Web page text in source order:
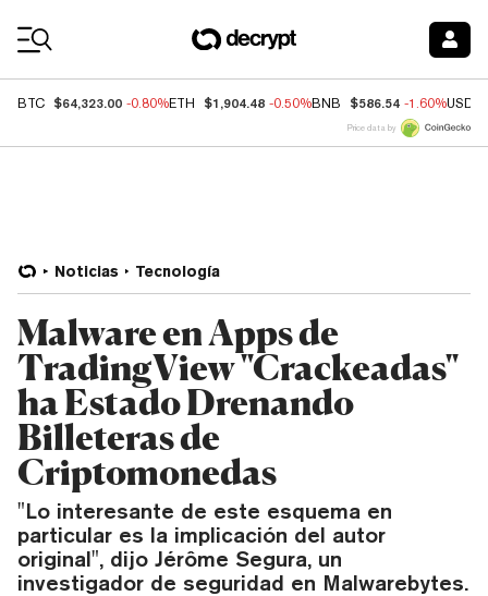
BTC $64,323.00 -0.80%ETH $1,904.48 -0.50%BNB $586.54 -1.60%USDC
Price data by
Noticias Tecnología
Malware en Apps de
TradingView "Crackeadas"
ha Estado Drenando
Billeteras de
Criptomonedas
"Lo interesante de este esquema en
particular es la implicación del autor
original", dijo Jérôme Segura, un
investigador de seguridad en Malwarebytes.